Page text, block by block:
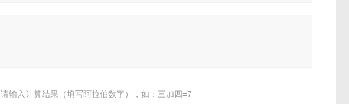
请输入计算结果（填写阿拉伯数字），如：三加四=7